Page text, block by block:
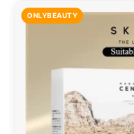
ONLYBEAUTY